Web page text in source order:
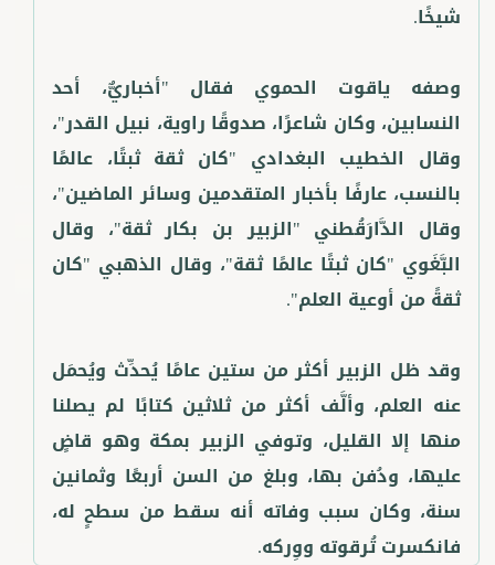
وصفه ياقوت الحموي فقال "أخباريٌّ، أحد
النسابين، وكان شاعرًا، صدوقًا راوية، نبيل القدر"،
وقال الخطيب البغدادي "كان ثقة ثبتًا، عالمًا
بالنسب، عارفًا بأخبار المتقدمين وسائر الماضين"،
وقال الدَّارَقُطني "الزبير بن بكار ثقة"، وقال
البَّغَوي "كان ثبتًا عالمًا ثقة"، وقال الذهبي "كان
وقد ظل الزبير أكثر من ستين عامًا يُحدِّث ويُحمَل
عنه العلم، وألَّف أكثر من ثلاثين كتابًا لم يصلنا
منها إلا القليل، وتوفي الزبير بمكة وهو قاضٍ
عليها، ودُفن بها، وبلغ من السن أربعًا وثمانين
سنة، وكان سبب وفاته أنه سقط من سطحٍ له،
فانكسرت تُرقوته ووِركه.